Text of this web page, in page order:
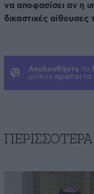
να αποφασίσει αν η
δικαστικές αίθουσες
Ακολουθήστε το
μάθετε πρώτοι τα